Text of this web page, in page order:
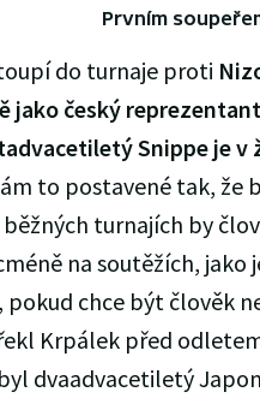
Prvním
do turnaje proti
jako český
Snippe je v
to postavené tak, že
turnajích by
na soutěžích,
pokud chce být člověk
Krpálek před
dvaadvacetiletý